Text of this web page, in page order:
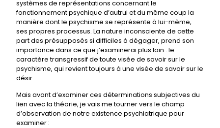
systèmes de représentations concernant le
fonctionnement psychique d’autrui et du même coup la
manière dont le psychisme se représente à lui-même,
ses propres processus. La nature inconsciente de cette
part des présupposés si difficiles à dégager, prend son
importance dans ce que j’examinerai plus loin : le
caractère transgressif de toute visée de savoir sur le
psychisme, qui revient toujours à une visée de savoir sur le
désir.
Mais avant d’examiner ces déterminations subjectives du
lien avec la théorie, je vais me tourner vers le champ
d’observation de notre existence psychiatrique pour
examiner :